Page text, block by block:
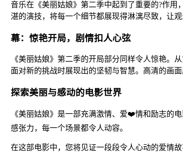
音乐在《美丽姑娘》第二季中起到了重要的?作
湛的演技，将每一个细节都展现得淋漓尽致，让
幕：惊艳开局，剧情扣人心弦
《美丽姑娘》第二季的开局部分同样令人惊艳。
面对新的挑战时展现出的坚韧与智慧。高清的画
探索美丽与感动的电影世界
《美丽姑娘》是一部充满激情、爱❤️情和励志的
感张力，每一个场景都令人动容。
在这部电影中，您将见证一段段令人心动的爱情